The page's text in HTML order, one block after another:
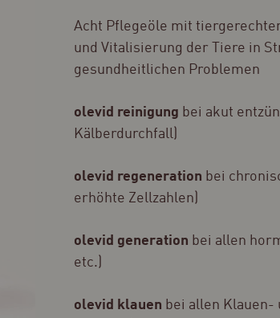
Acht Pflegeöle mit
und Vitalisierung der Tiere in
gesundheitlichen Problemen
olevid reinigung bei akut
Kälberdurchfall)
olevid regeneration bei
erhöhte Zellzahlen)
olevid generation bei allen
etc.)
olevid klauen bei allen Klauen-